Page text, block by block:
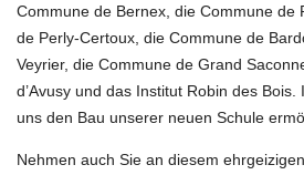
Commune de Bernex, die Commune de
de Perly-Certoux, die Commune de
Veyrier, die Commune de Grand
d’Avusy und das Institut Robin des
uns den Bau unserer neuen Schule
Nehmen auch Sie an diesem